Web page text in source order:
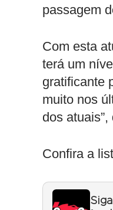
passagem
Com esta
terá um
gratificante
muito nos
dos
Confira a